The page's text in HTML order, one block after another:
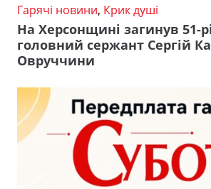
Гарячі новини, Крик душі
На Херсонщині загинув 51-
головний сержант Сергій
Овруччини